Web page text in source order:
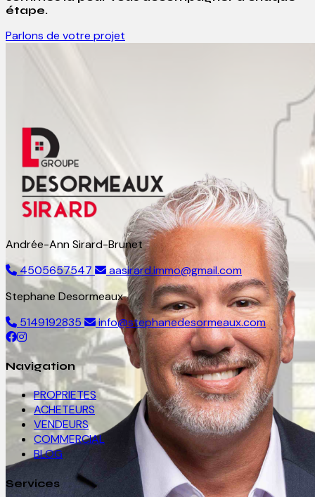
étape.
Parlons de votre projet
Andrée-Ann Sirard-Brunet
4505657547
aasirard.immo@gmail.com
Stephane Desormeaux
5149192835
info@stephanedesormeaux.com
Navigation
PROPRIETES
ACHETEURS
VENDEURS
COMMERCIAL
BLOG
Services